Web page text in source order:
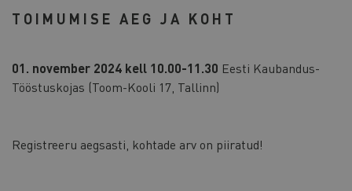
TOIMUMISE AEG JA KOHT
01. november 2024 kell 10.00-11.30 Eesti Kaubandus-
Tööstuskojas (Toom-Kooli 17, Tallinn)
Registreeru aegsasti, kohtade arv on piiratud!